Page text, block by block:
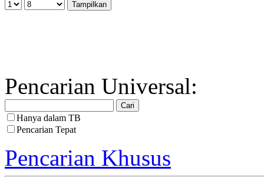
Pencarian Universal:
Hanya dalam TB
Pencarian Tepat
Pencarian Khusus